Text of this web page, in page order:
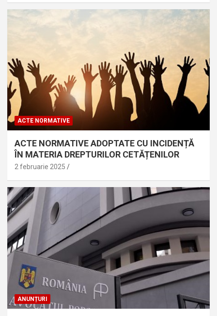
ACTE NORMATIVE
ACTE NORMATIVE ADOPTATE CU INCIDENȚĂ
ÎN MATERIA DREPTURILOR CETĂȚENILOR
2 februarie 2025
ANUNȚURI